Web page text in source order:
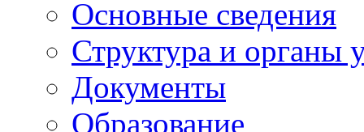
Основные сведения
Структура и органы
Документы
Образование